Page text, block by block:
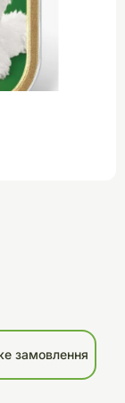
замовлення